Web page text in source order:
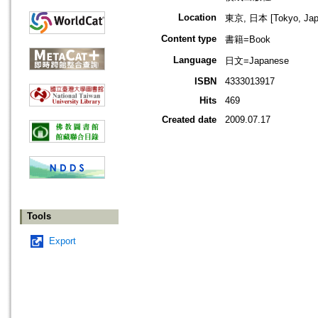
Tools
Export
Location
東京, 日本 [Tokyo,
Content type
書籍=Book
Language
日文=Japanese
ISBN
4333013917
Hits
469
Created date
2009.07.17